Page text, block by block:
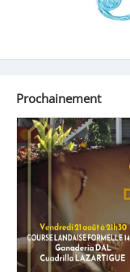
Prochainement